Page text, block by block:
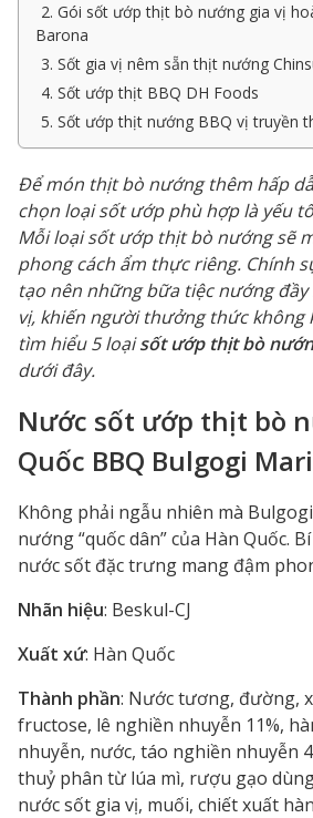
2. Gói sốt ướp thịt bò nướng gia vị
Barona
3. Sốt gia vị nêm sẵn thịt nướng
4. Sốt ướp thịt BBQ DH Foods
5. Sốt ướp thịt nướng BBQ vị truyền
Để món thịt bò nướng thêm hấp
chọn loại sốt ướp phù hợp là yếu
Mỗi loại sốt ướp thịt bò nướng sẽ
phong cách ẩm thực riêng. Chính
tạo nên những bữa tiệc nướng đầy
vị, khiến người thưởng thức không
tìm hiểu 5 loạisốt ướp thịt bò
dưới đây.
Nước sốt ướp thịt bò
Quốc BBQ Bulgogi
Không phải ngẫu nhiên mà
nướng “quốc dân” của Hàn Quốc.
nước sốt đặc trưng mang đậm
Nhãn hiệu: Beskul-CJ
Xuất xứ: Hàn Quốc
Thành phần: Nước tương, đường,
fructose, lê nghiền nhuyễn 11%,
nhuyễn, nước, táo nghiền nhuyễn
thuỷ phân từ lúa mì, rượu gạo
nước sốt gia vị, muối, chiết xuất